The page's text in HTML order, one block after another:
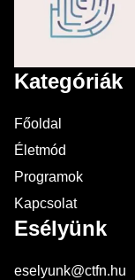
Kategóriák
Főoldal
Életmód
Programok
Kapcsolat
Esélyünk
eselyunk@ctfn.hu